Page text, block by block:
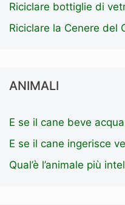
Riciclare bottiglie di
Riciclare la Cenere del
ANIMALI
E se il cane beve
E se il cane ingerisce
Qual’è l’animale più